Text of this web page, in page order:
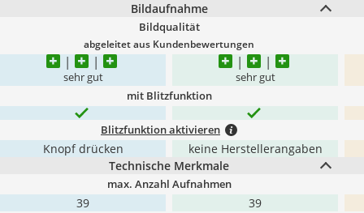
Bildaufnahme
Bildqualität
abgeleitet aus Kundenbewertungen
sehr gut sehr gut
mit Blitzfunktion
Blitzfunktion aktivieren
Knopf drücken
keine Herstellerangaben
Technische Merkmale
max. Anzahl Aufnahmen
39 39